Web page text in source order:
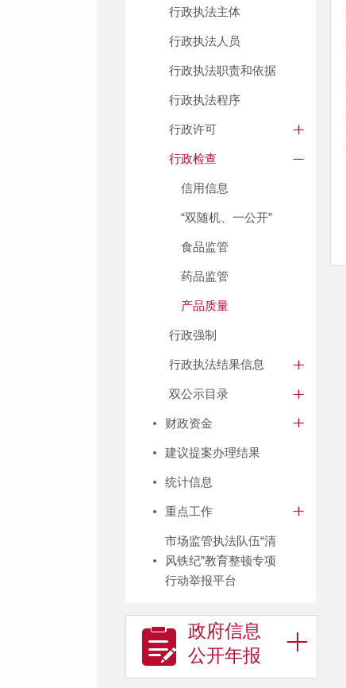
行政执法主体
行政执法人员
行政执法职责和依据
行政执法程序
行政许可
行政检查
信用信息
“双随机、一公开”
食品监管
药品监管
产品质量
行政强制
行政执法结果信息
双公示目录
财政资金
建议提案办理结果
统计信息
重点工作
市场监管执法队伍“清
风铁纪”教育整顿专项
行动举报平台
政府信息
公开年报